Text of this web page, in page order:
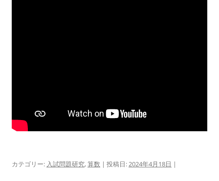
カテゴリー: 入試問題研究,算数 | 投稿日:2024年4月18日 |